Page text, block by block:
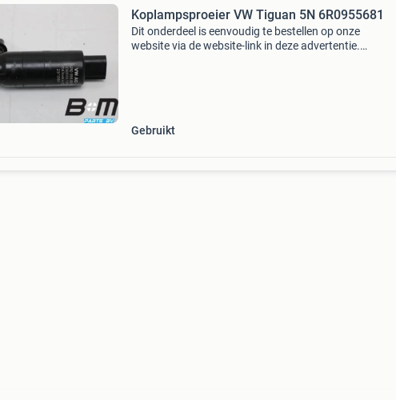
Koplampsproeier VW Tiguan 5N 6R0955681
Dit onderdeel is eenvoudig te bestellen op onze
website via de website-link in deze advertentie.
Gebruikt